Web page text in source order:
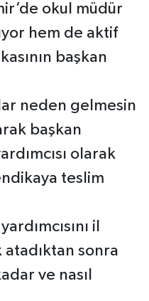
okul müdür
hem de aktif
başkan
neden gelmesin
başkan
olarak
teslim
il
atadıktan sonra
ve nasıl